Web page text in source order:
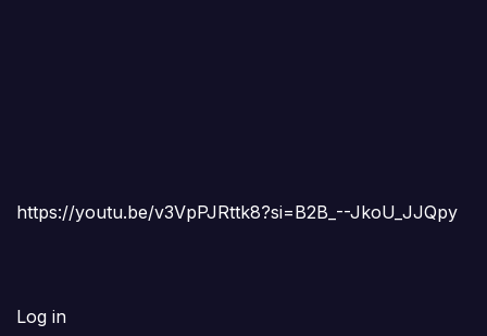
https://youtu.be/v3VpPJRttk8?si=B2B_--JkoU_JJQpy
Log in